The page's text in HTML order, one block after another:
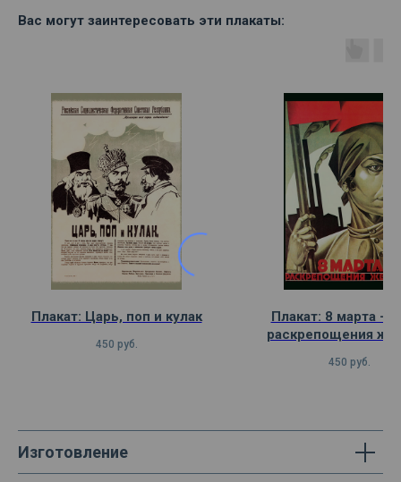
Вас могут заинтересовать эти плакаты:
Плакат: Царь, поп и кулак
450 руб.
Плакат: 8 марта —
раскрепощения
450 руб.
Изготовление